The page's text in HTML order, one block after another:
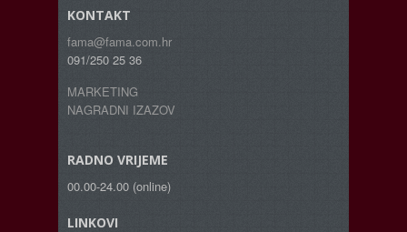
KONTAKT
fama@fama.com.hr
091/250 25 36
MARKETING
NAGRADNI IZAZOV
RADNO VRIJEME
00.00-24.00 (online)
LINKOVI